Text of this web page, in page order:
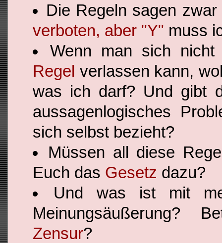
Die Regeln sagen
verboten, aber "Y" muss
Wenn man sich
Regel verlassen kann,
was ich darf? Und gibt
aussagenlogisches
sich selbst bezieht?
Müssen all diese
Euch das Gesetz dazu?
Und was ist mit
Meinungsäußerung?
Zensur?